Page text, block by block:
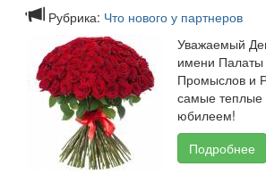
Рубрика: Что нового у партнеров
Уважаемый
имени
Промыслов и
самые теплые
юбилеем!
Подробнее